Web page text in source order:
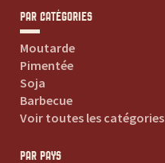
PAR CATÉGORIES
Moutarde
Pimentée
Soja
Barbecue
Voir toutes les catégories
PAR PAYS